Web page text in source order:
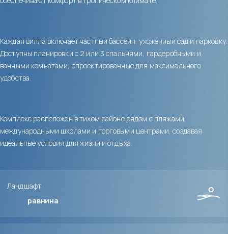
Каждая вилла включает частный бассейн, ухоженный сад и парковку.
Доступны планировки с 2 или 3 спальнями, гардеробными и
ванными комнатами, спроектированные для максимального
удобства.
Комплекс расположен в тихом районе рядом с пляжами,
международными школами и торговыми центрами, создавая
идеальные условия для жизни и отдыха.
Ландшафт
равнина